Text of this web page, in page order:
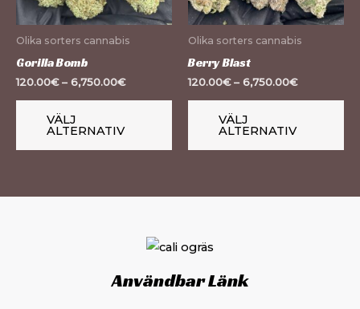
Olika sorters cannabis
Gorilla Bomb
120.00€– 6,750.00€
VÄLJ
ALTERNATIV
produktsidan
Olika sorters cannabis
Berry Blast
120.00€– 6,750.00€
VÄLJ
ALTERNATIV
De
Användbar Länk